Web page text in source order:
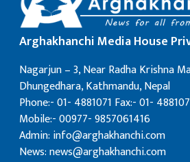
Arghakhanchi Media House
Nagarjun – 3, Near Radha Krishna
Dhungedhara, Kathmandu, Nepal
Phone:- 01- 4881071 Fax:- 01-
Mobile:- 00977- 9857061416
Admin: info@arghakhanchi.com
News: news@arghakhanchi.com